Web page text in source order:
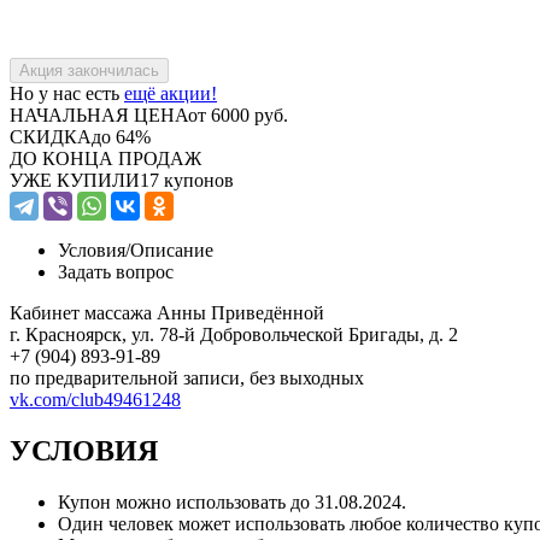
Но у нас есть ещё акции!
НАЧАЛЬНАЯ ЦЕНАот 6000 руб.
СКИДКАдо 64%
ДО КОНЦА ПРОДАЖ
УЖЕ КУПИЛИ17 купонов
Условия/Описание
Задать вопрос
Кабинет массажа Анны Приведённой
г. Красноярск, ул. 78-й Добровольческой Бригады, д. 2
+7 (904) 893-91-89
по предварительной записи, без выходных
vk.com/club49461248
УСЛОВИЯ
Купон можно использовать до 31.08.2024.
Один человек может использовать любое количество